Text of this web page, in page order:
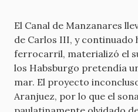
El Canal de Manzanares
de Carlos III, y continuado
ferrocarril, materializó el
los Habsburgo pretendía
mar. El proyecto
Aranjuez, por lo que el